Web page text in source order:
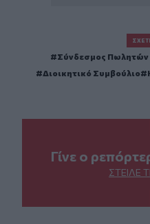
Σύνδεσμος Πωλητών
Διοικητικό Συμβούλιο
Γίνε ο
ΣΤΕΊΛΕ